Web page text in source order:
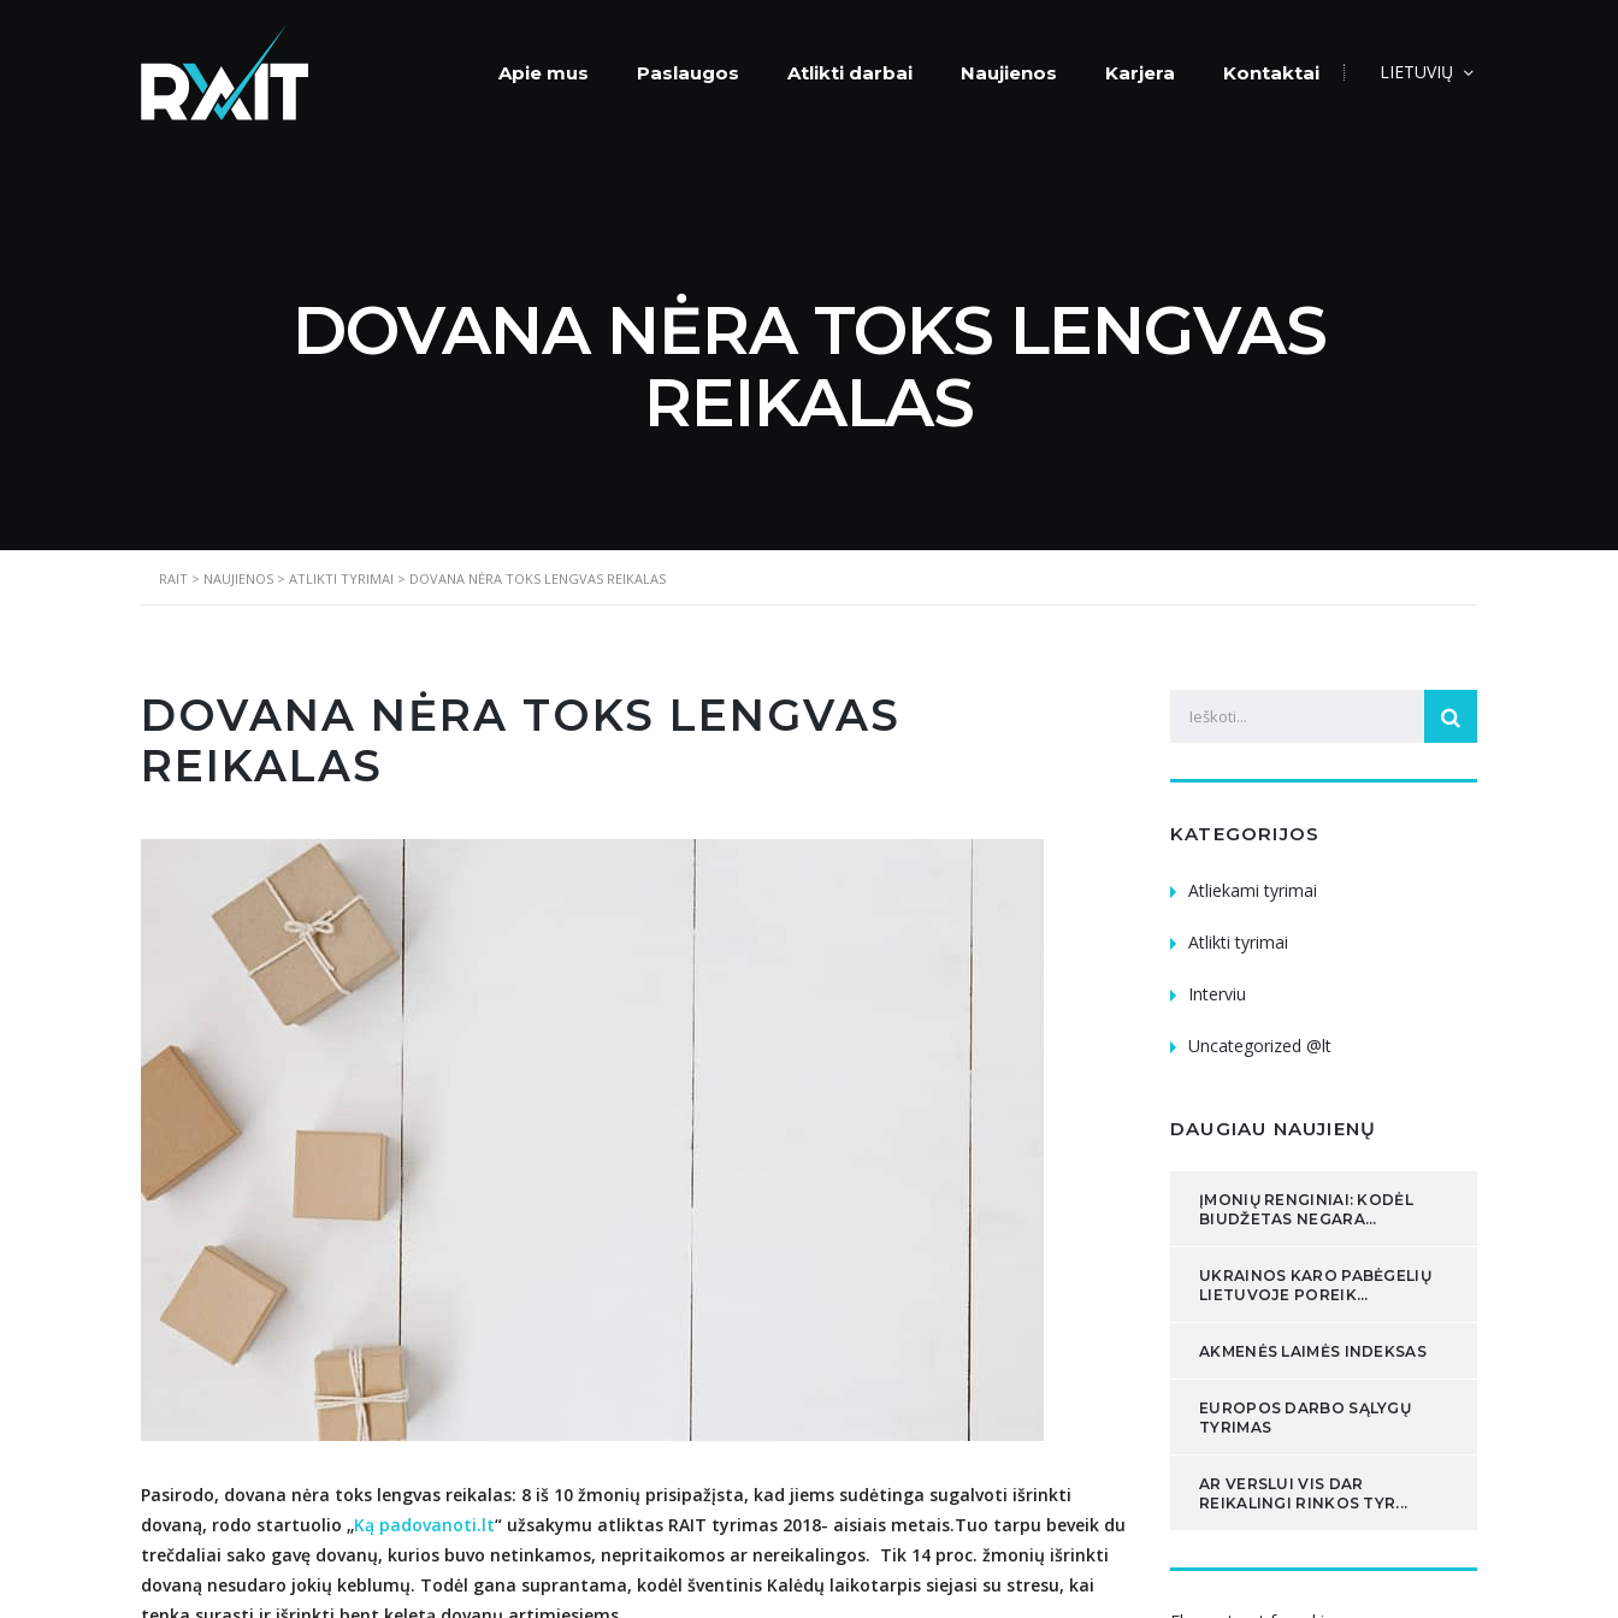
Apie mus Paslaugos Atlikti darbai Naujienos Karjera Kontaktai LIETUVIŲ
DOVANA NĖRA TOKS LENGVAS
REIKALAS
RAIT > NAUJIENOS > ATLIKTI TYRIMAI > DOVANA NĖRA TOKS LENGVAS REIKALAS
DOVANA NĖRA TOKS LENGVAS
REIKALAS
Pasirodo, dovana nėra toks lengvas reikalas: 8 iš 10 žmonių prisipažįsta, kad jiems sudėtinga sugalvoti išrinkti
dovaną, rodo startuolio „Ką padovanoti.lt“ užsakymu atliktas RAIT tyrimas 2018- aisiais metais.Tuo tarpu beveik du
trečdaliai sako gavę dovanų, kurios buvo netinkamos, nepritaikomos ar nereikalingos. Tik 14 proc. žmonių išrinkti
dovaną nesudaro jokių keblumų. Todėl gana suprantama, kodėl šventinis Kalėdų laikotarpis siejasi su stresu, kai
KATEGORIJOS
Atliekami tyrimai
Atlikti tyrimai
Interviu
Uncategorized @lt
DAUGIAU NAUJIENŲ
ĮMONIŲ RENGINIAI: KODĖL
BIUDŽETAS NEGARA...
UKRAINOS KARO PABĖGELIŲ
LIETUVOJE POREIK...
AKMENĖS LAIMĖS INDEKSAS
EUROPOS DARBO SĄLYGŲ
TYRIMAS
AR VERSLUI VIS DAR
REIKALINGI RINKOS TYR...